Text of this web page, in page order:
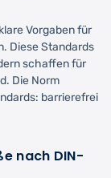
Vorgaben für
Diese Standards
schaffen für
Die Norm
barrierefrei
nach DIN-